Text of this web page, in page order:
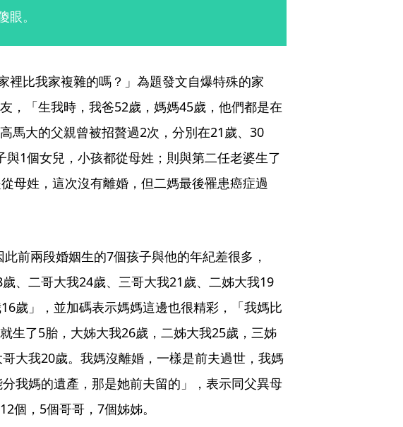
。
裡比我家複雜的嗎？」為題發文自爆特殊的家
，「生我時，我爸52歲，媽媽45歲，他們都是在
馬大的父親曾被招贅過2次，分別在21歲、30
與1個女兒，小孩都從母姓；則與第二任老婆生了
母姓，這次沒有離婚，但二媽最後罹患癌症過
前兩段婚姻生的7個孩子與他的年紀差很多，
歲、二哥大我24歲、三哥大我21歲、二姊大我19
歲」，並加碼表示媽媽這邊也很精彩，「我媽比
生了5胎，大姊大我26歲，二姊大我25歲，三姊
大我20歲。我媽沒離婚，一樣是前夫過世，我媽
我媽的遺產，那是她前夫留的」，表示同父異母
個，5個哥哥，7個姊姊。